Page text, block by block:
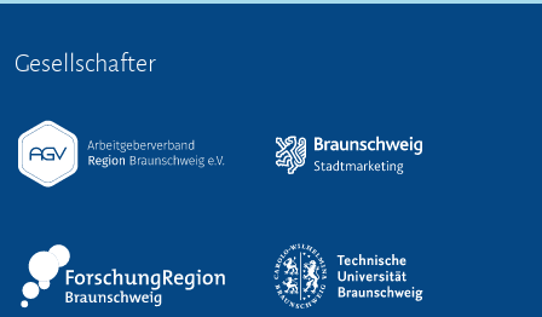
Gesellschafter